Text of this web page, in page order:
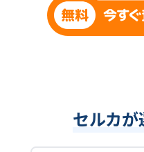
セルカ